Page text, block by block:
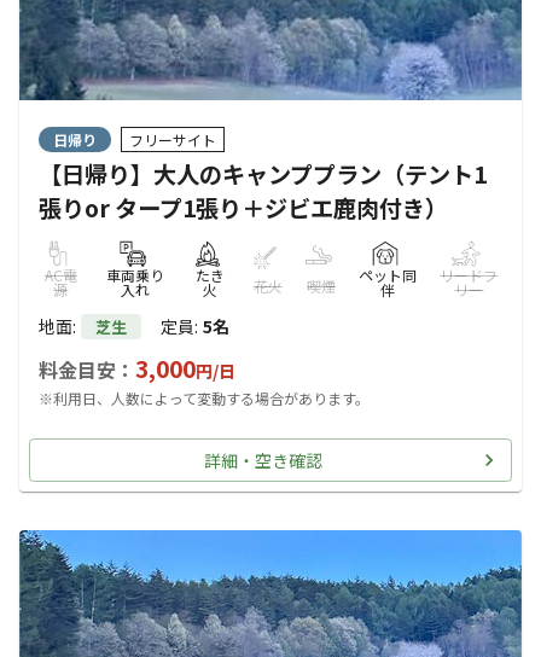
日帰り フリーサイト
【日帰り】大人のキャンププラン（テント1
張りor タープ1張り＋ジビエ鹿肉付き）
AC電
源
車両乗り
入れ
たき
火 花火 喫煙
ペット同
伴
リードフ
リー
地面: 芝生 定員: 5名
料金目安： 3,000円/日
※利用日、人数によって変動する場合があります。
詳細・空き確認